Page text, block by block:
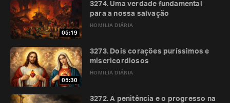
05:19
HOMILIA DIÁRIA
3274. Uma verdade fundamental
para a nossa salvação
05:30
HOMILIA DIÁRIA
3273. Dois corações puríssimos e
misericordiosos
3272. A penitência e o progresso na